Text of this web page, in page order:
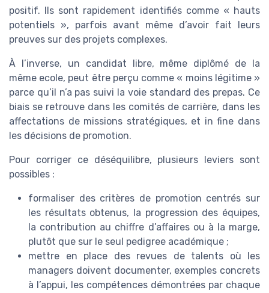
positif. Ils sont rapidement identifiés comme « hauts
potentiels », parfois avant même d’avoir fait leurs
preuves sur des projets complexes.
À l’inverse, un candidat libre, même diplômé de la
même ecole, peut être perçu comme « moins légitime »
parce qu’il n’a pas suivi la voie standard des prepas. Ce
biais se retrouve dans les comités de carrière, dans les
affectations de missions stratégiques, et in fine dans
les décisions de promotion.
Pour corriger ce déséquilibre, plusieurs leviers sont
possibles :
formaliser des critères de promotion centrés sur
les résultats obtenus, la progression des équipes,
la contribution au chiffre d’affaires ou à la marge,
plutôt que sur le seul pedigree académique ;
mettre en place des revues de talents où les
managers doivent documenter, exemples concrets
à l’appui, les compétences démontrées par chaque